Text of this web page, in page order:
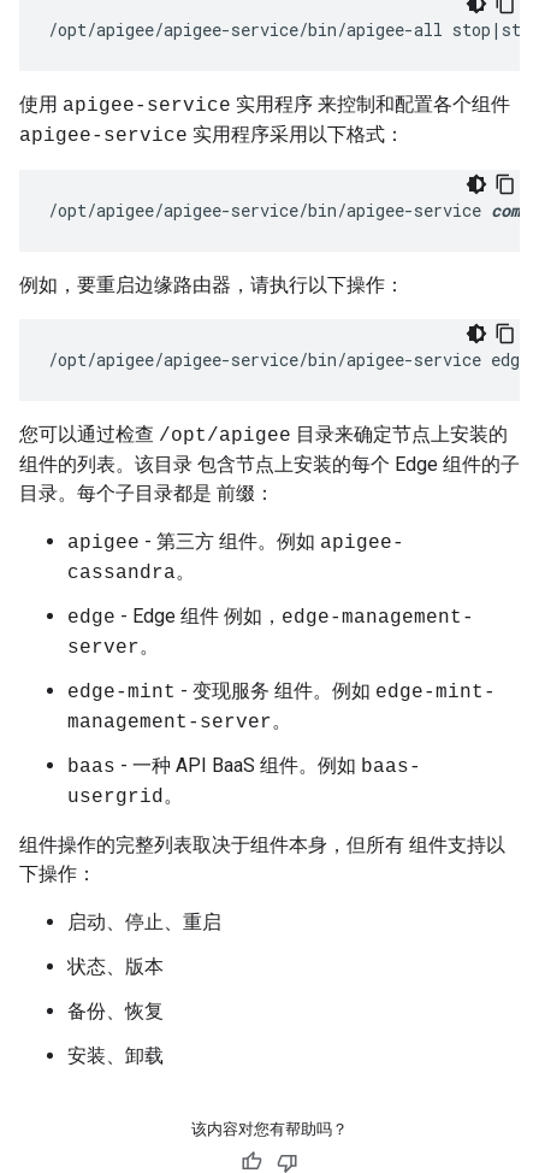
/opt/apigee/apigee-service/bin/apigee-all
使用 apigee-service 实用程序 来控制和配置各个组件
apigee-service 实用程序采用以下格式：
/opt/apigee/apigee-service/bin/apigee-service
例如，要重启边缘路由器，请执行以下操作：
/opt/apigee/apigee-service/bin/apigee-service
您可以通过检查 /opt/apigee 目录来确定节点上安装的
组件的列表。该目录 包含节点上安装的每个 Edge 组件的子
目录。每个子目录都是 前缀：
apigee - 第三方 组件。例如 apigee-
cassandra。
edge - Edge 组件 例如， edge-management-
server。
edge-mint - 变现服务 组件。例如 edge-mint-
management-server。
baas - 一种 API BaaS 组件。例如 baas-
usergrid。
组件操作的完整列表取决于组件本身，但所有 组件支持以
下操作：
启动、停止、重启
状态、版本
备份、恢复
安装、卸载
该内容对您有帮助吗？